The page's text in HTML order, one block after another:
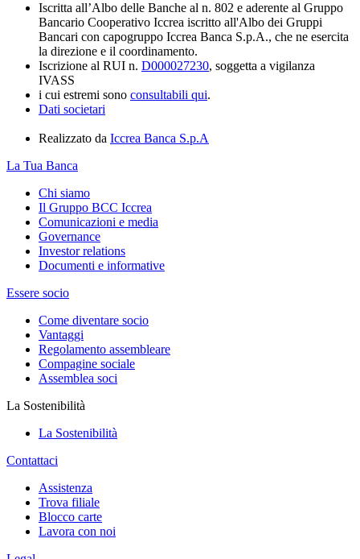
Iscritta all’Albo delle Banche al n. 802 e aderente al Gruppo
Bancario Cooperativo Iccrea iscritto all'Albo dei Gruppi
Bancari con capogruppo Iccrea Banca S.p.A., che ne esercita
la direzione e il coordinamento.
Iscrizione al RUI n. D000027230, soggetta a vigilanza
IVASS
i cui estremi sono consultabili qui.
Dati societari
Realizzato da Iccrea Banca S.p.A
La Tua Banca
Chi siamo
Il Gruppo BCC Iccrea
Comunicazioni e media
Governance
Investor relations
Documenti e informative
Essere socio
Come diventare socio
Vantaggi
Regolamento assembleare
Compagine sociale
Assemblea soci
La Sostenibilità
La Sostenibilità
Contattaci
Assistenza
Trova filiale
Blocco carte
Lavora con noi